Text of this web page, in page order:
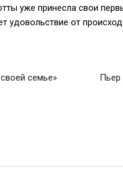
уже принесла свои
удовольствие от
семье»